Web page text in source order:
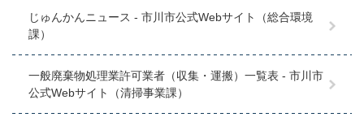
じゅんかんニュース - 市川市公式Webサイト（総合環境
課）
一般廃棄物処理業許可業者（収集・運搬）一覧表 - 市川市
公式Webサイト（清掃事業課）